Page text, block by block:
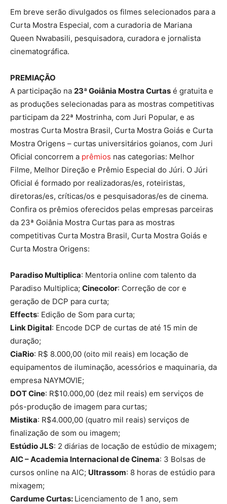
Em breve serão divulgados os filmes selecionados para a
Curta Mostra Especial, com a curadoria de Mariana
Queen Nwabasili, pesquisadora, curadora e jornalista
cinematográfica.
PREMIAÇÃO
A participação na 23ª Goiânia Mostra Curtas é gratuita e
as produções selecionadas para as mostras competitivas
participam da 22ª Mostrinha, com Juri Popular, e as
mostras Curta Mostra Brasil, Curta Mostra Goiás e Curta
Mostra Origens – curtas universitários goianos, com Juri
Oficial concorrem a prêmios nas categorias: Melhor
Filme, Melhor Direção e Prêmio Especial do Júri. O Júri
Oficial é formado por realizadoras/es, roteiristas,
diretoras/es, críticas/os e pesquisadoras/es de cinema.
Confira os prêmios oferecidos pelas empresas parceiras
da 23ª Goiânia Mostra Curtas para as mostras
competitivas Curta Mostra Brasil, Curta Mostra Goiás e
Curta Mostra Origens:
Paradiso Multiplica: Mentoria online com talento da
Paradiso Multiplica; Cinecolor: Correção de cor e
geração de DCP para curta;
Effects: Edição de Som para curta;
Link Digital: Encode DCP de curtas de até 15 min de
duração;
CiaRio: R$ 8.000,00 (oito mil reais) em locação de
equipamentos de iluminação, acessórios e maquinaria, da
empresa NAYMOVIE;
DOT Cine: R$10.000,00 (dez mil reais) em serviços de
pós-produção de imagem para curtas;
Mistika: R$4.000,00 (quatro mil reais) serviços de
finalização de som ou imagem;
Estúdio JLS: 2 diárias de locação de estúdio de mixagem;
AIC – Academia Internacional de Cinema: 3 Bolsas de
cursos online na AIC; Ultrassom: 8 horas de estúdio para
mixagem;
Cardume Curtas: Licenciamento de 1 ano, sem